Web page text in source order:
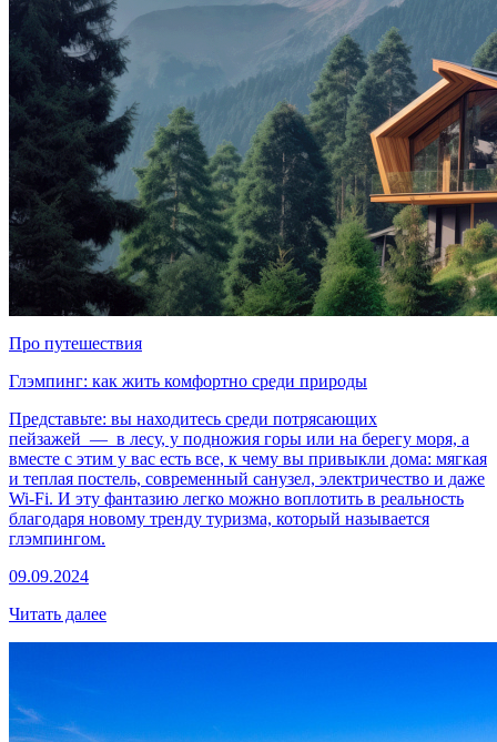
Про путешествия
Глэмпинг: как жить комфортно среди природы
Представьте: вы находитесь среди потрясающих
пейзажей — в лесу, у подножия горы или на берегу моря, а
вместе с этим у вас есть все, к чему вы привыкли дома: мягкая
и теплая постель, современный санузел, электричество и даже
Wi-Fi. И эту фантазию легко можно воплотить в реальность
благодаря новому тренду туризма, который называется
глэмпингом.
09.09.2024
Читать далее